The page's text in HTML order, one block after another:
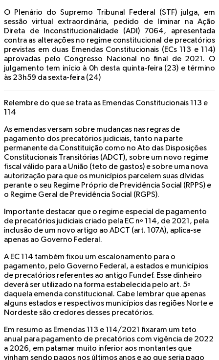
O Plenário do Supremo Tribunal Federal (STF) julga, em
sessão virtual extraordinária, pedido de liminar na Ação
Direta de Inconstitucionalidade (ADI) 7064, apresentada
contra as alterações no regime constitucional de precatórios
previstas em duas Emendas Constitucionais (ECs 113 e 114)
aprovadas pelo Congresso Nacional no final de 2021. O
julgamento tem início à 0h desta quinta-feira (23) e término
às 23h59 da sexta-feira (24)
Relembre do que se trata as Emendas Constitucionais 113 e
114
As emendas versam sobre mudanças nas regras de
pagamento dos precatórios judiciais, tanto na parte
permanente da Constituição como no Ato das Disposições
Constitucionais Transitórias (ADCT), sobre um novo regime
fiscal válido para a União (teto de gastos) e sobre uma nova
autorização para que os municípios parcelem suas dívidas
perante o seu Regime Próprio de Previdência Social (RPPS) e
o Regime Geral de Previdência Social (RGPS).
Importante destacar que o regime especial de pagamento
de precatórios judiciais criado pela EC nº 114, de 2021, pela
inclusão de um novo artigo ao ADCT (art. 107A), aplica-se
apenas ao Governo Federal.
A EC 114 também fixou um escalonamento para o
pagamento, pelo Governo Federal, a estados e municípios
de precatórios referentes ao antigo Fundef. Esse dinheiro
deverá ser utilizado na forma estabelecida pelo art. 5º
daquela emenda constitucional. Cabe lembrar que apenas
alguns estados e respectivos municípios das regiões Norte e
Nordeste são credores desses precatórios.
Em resumo as Emendas 113 e 114/2021 fixaram um teto
anual para pagamento de precatórios com vigência de 2022
a 2026, em patamar muito inferior aos montantes que
vinham sendo pagos nos últimos anos e ao que seria pago